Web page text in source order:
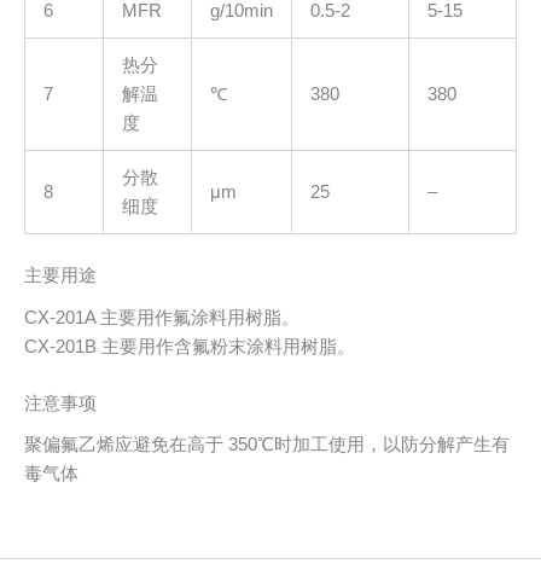
6 MFR g/10min 0.5-2 5-15
7
热分
解温
度
℃ 380 380
8
分散
细度
μm 25 –
主要用途
CX-201A 主要用作氟涂料用树脂。
CX-201B 主要用作含氟粉末涂料用树脂。
注意事项
聚偏氟乙烯应避免在高于 350℃时加工使用，以防分解产生有
毒气体